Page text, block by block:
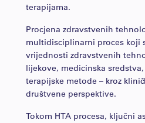
terapijama.
Procjena zdravstvenih
multidisciplinarni proces koji
vrijednosti zdravstvenih
lijekove, medicinska
terapijske metode – kroz
društvene perspektive.
Tokom HTA procesa, ključni